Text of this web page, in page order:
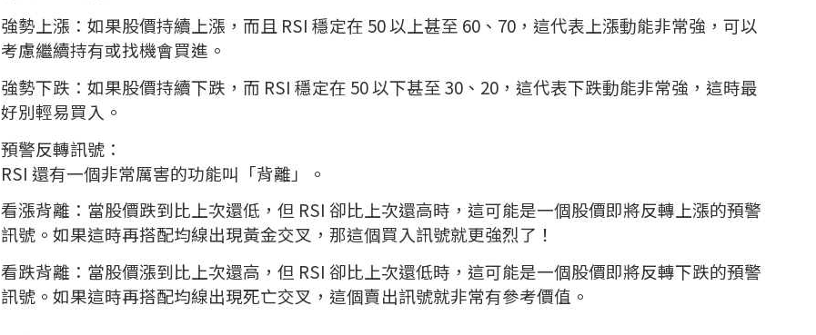
強勢上漲：如果股價持續上漲，而且 RSI 穩定在 50 以上甚至 60、70，這代表上漲動能非常強，可以
考慮繼續持有或找機會買進。
強勢下跌：如果股價持續下跌，而 RSI 穩定在 50 以下甚至 30、20，這代表下跌動能非常強，這時最
好別輕易買入。
預警反轉訊號：
RSI 還有一個非常厲害的功能叫「背離」。
看漲背離：當股價跌到比上次還低，但 RSI 卻比上次還高時，這可能是一個股價即將反轉上漲的預警
訊號。如果這時再搭配均線出現黃金交叉，那這個買入訊號就更強烈了！
看跌背離：當股價漲到比上次還高，但 RSI 卻比上次還低時，這可能是一個股價即將反轉下跌的預警
訊號。如果這時再搭配均線出現死亡交叉，這個賣出訊號就非常有參考價值。